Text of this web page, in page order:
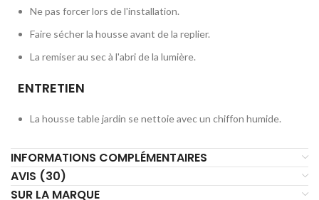
Ne pas forcer lors de l'installation.
Faire sécher la housse avant de la replier.
La remiser au sec à l'abri de la lumière.
ENTRETIEN
La housse table jardin se nettoie avec un chiffon humide.
INFORMATIONS COMPLÉMENTAIRES
AVIS (30)
SUR LA MARQUE